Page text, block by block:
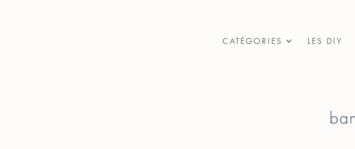
CATÉGORIES LES DIY